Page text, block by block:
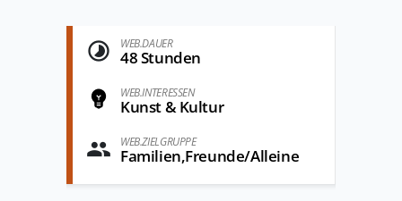
WEB.DAUER
48 Stunden
WEB.INTERESSEN
Kunst & Kultur
WEB.ZIELGRUPPE
Familien,Freunde/Alleine